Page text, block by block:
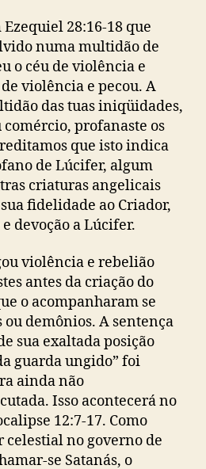
28:16-18 que
numa multidão de
o céu de violência e
violência e pecou. A
das tuas iniqüidades,
profanaste os
que isto indica
de Lúcifer, algum
criaturas angelicais
fidelidade ao Criador,
devoção a Lúcifer.
violência e rebelião
antes da criação do
o acompanharam se
demônios. A sentença
sua exaltada posição
guarda ungido” foi
ainda não
Isso acontecerá no
12:7-17. Como
celestial no governo de
se Satanás, o